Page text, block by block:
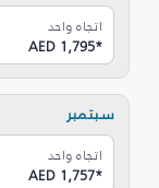
اتجاه واحد
AED 1,795*
سبتمبر
اتجاه واحد
AED 1,757*